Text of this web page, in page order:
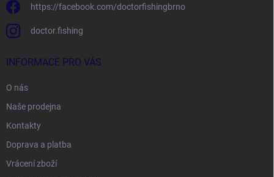
https://facebook.com/doctorfishingbrno
doctor.fishing
INFORMACE PRO VÁS
O nás
Naše prodejna
Kontakty
Doprava a platba
Vrácení zboží